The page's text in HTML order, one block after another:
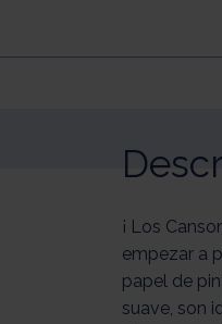
¡ Los
empezar a
papel de
suave, son